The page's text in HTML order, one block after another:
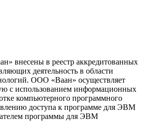
внесены в реестр аккредитованных
деятельность в области
ООО «Ваан» осуществляет
с использованием информационных
компьютерного программного
доступа к программе для ЭВМ
программы для ЭВМ